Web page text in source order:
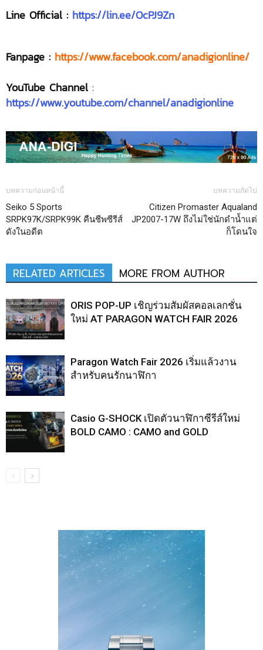
Line Official : https://lin.ee/OcPJ9Zn
Fanpage : https://www.facebook.com/anadigionline/
YouTube Channel :
https://www.youtube.com/channel/anadigionline
บทความก่อนหน้านี้
Seiko 5 Sports
SRPK97K/SRPK99K คืนชีพซีรีส์
ดังในอดีต
บทความถัดไป
Citizen Promaster Aqualand
JP2007-17W ถึงไม่ใช่นักดำน้ำแต่
ก็โดนใจ
RELATED ARTICLES MORE FROM AUTHOR
ORIS POP-UP เชิญร่วมสัมผัสคอลเลกชั่น
ใหม่ AT PARAGON WATCH FAIR 2026
Paragon Watch Fair 2026 เริ่มแล้วงาน
สำหรับคนรักนาฬิกา
Casio G-SHOCK เปิดตัวนาฬิกาซีรีส์ใหม่
BOLD CAMO : CAMO and GOLD